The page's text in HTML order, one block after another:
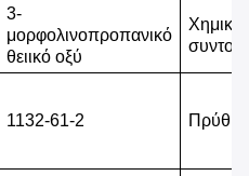
3-
μορφολινοπροπανικό
θειικό οξύ
Χημικά
1132-61-2 Π